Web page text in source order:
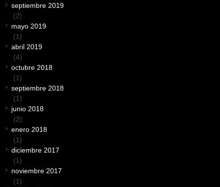
septiembre 2019
(2)
mayo 2019
(1)
abril 2019
(4)
octubre 2018
(1)
septiembre 2018
(1)
junio 2018
(2)
enero 2018
(1)
diciembre 2017
(1)
noviembre 2017
(1)